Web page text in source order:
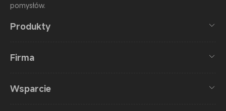
Produkty
Firma
Wsparcie
pomysłów.